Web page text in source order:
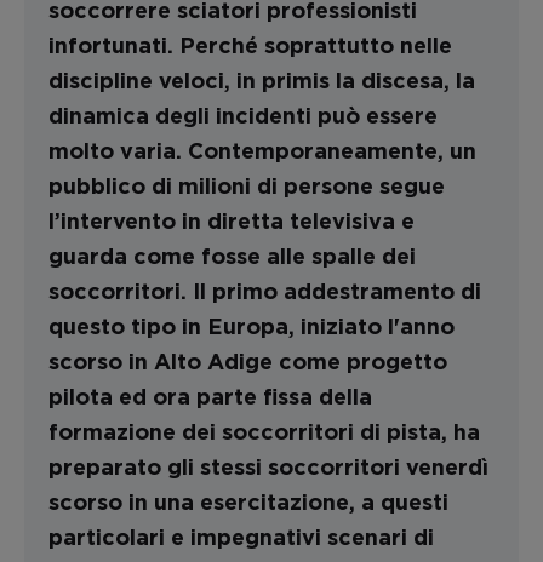
soccorrere sciatori professionisti
infortunati. Perché soprattutto nelle
discipline veloci, in primis la discesa, la
dinamica degli incidenti può essere
molto varia. Contemporaneamente, un
pubblico di milioni di persone segue
l’intervento in diretta televisiva e
guarda come fosse alle spalle dei
soccorritori. Il primo addestramento di
questo tipo in Europa, iniziato l'anno
scorso in Alto Adige come progetto
pilota ed ora parte fissa della
formazione dei soccorritori di pista, ha
preparato gli stessi soccorritori venerdì
scorso in una esercitazione, a questi
particolari e impegnativi scenari di